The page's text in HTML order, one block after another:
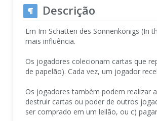
Descrição
Em Im Schatten des Sonnenkönigs (In
mais influência.
Os jogadores colecionam cartas que
de papelão). Cada vez, um jogador
Os jogadores também podem realizar
destruir cartas ou poder de outros
ser comprado em um leilão, ou c)